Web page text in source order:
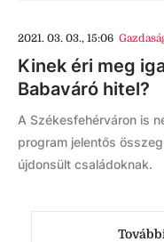
2021. 03. 03., 15:06
Kinek éri meg
Babaváró hitel?
A Székesfehérváron is
program jelentős
újdonsült családoknak.